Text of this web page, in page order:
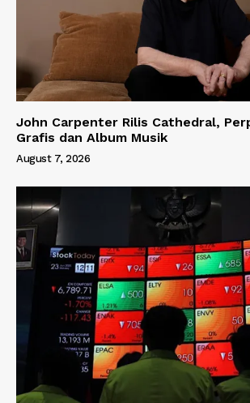
John Carpenter Rilis Cathedral,
Grafis dan Album Musik
August 7, 2026